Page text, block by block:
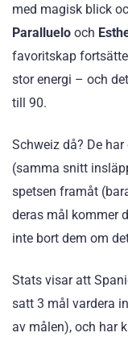
med magisk blick
Paralluelo och
favoritskap
stor energi – och
till 90.
Schweiz då? De
(samma snitt
spetsen framåt
deras mål kommer
inte bort dem om
Stats visar att
satt 3 mål vardera
av målen), och har